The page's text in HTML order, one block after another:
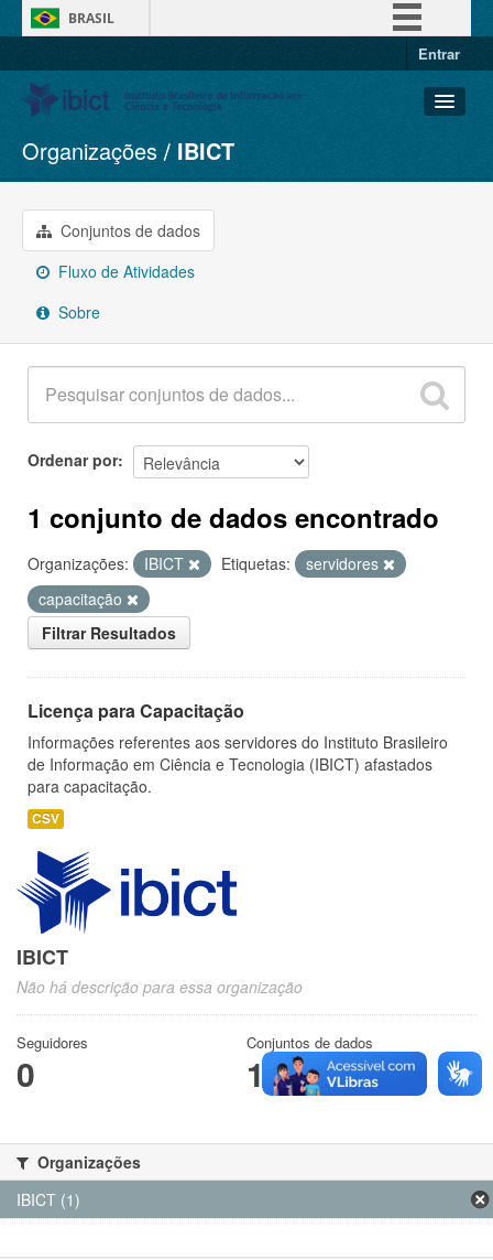
BRASIL
Entrar
Conjuntos de dados
Organizações
Grupos
Sobre
Organizações IBICT
Conjuntos de dados
Fluxo de Atividades
Sobre
Ordenar por
1 conjunto de dados encontrado
Organizações: IBICT Etiquetas:
servidores
capacitação
Filtrar Resultados
Licença para Capacitação
Informações referentes aos servidores do Instituto Brasileiro
de Informação em Ciência e Tecnologia (IBICT) afastados
para capacitação.
CSV
IBICT
Não há descrição para essa organização
Seguidores
0
Conjuntos de dados
1
Organizações
IBICT (1)